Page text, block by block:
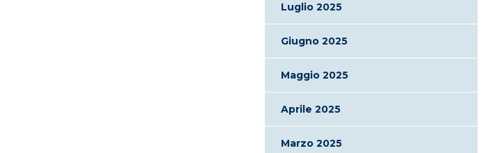
Luglio 2025
Giugno 2025
Maggio 2025
Aprile 2025
Marzo 2025